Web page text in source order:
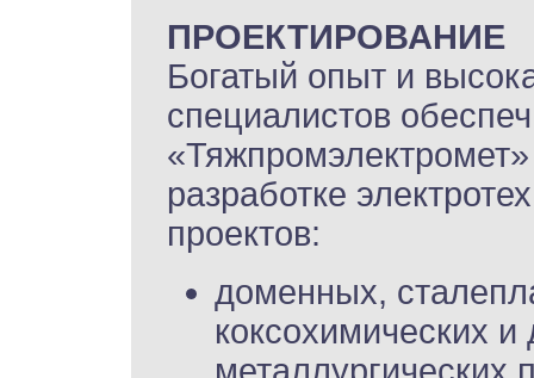
ПРОЕКТИРОВАНИЕ
Богатый опыт и
специалистов
разработке
проектов:
доменных,
коксохимических и